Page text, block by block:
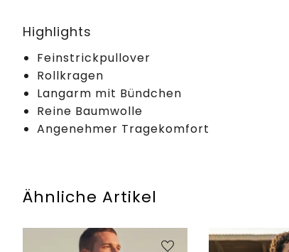
Highlights
Feinstrickpullover
Rollkragen
Langarm mit Bündchen
Reine Baumwolle
Angenehmer Tragekomfort
Ähnliche Artikel